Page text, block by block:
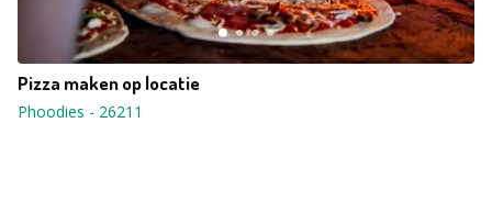
Pizza maken op locatie
Phoodies - 26211